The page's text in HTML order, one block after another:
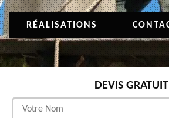
RÉALISATIONS
DEVIS GRATUIT